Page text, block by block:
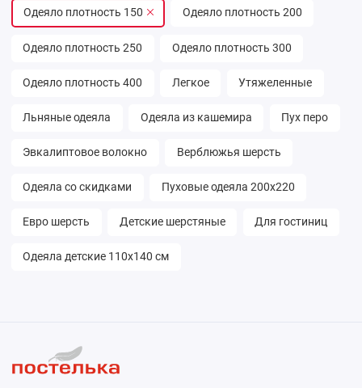
Одеяло плотность 150 Одеяло плотность 200
Одеяло плотность 250 Одеяло плотность 300
Одеяло плотность 400 Легкое Утяжеленные
Льняные одеяла Одеяла из кашемира Пух перо
Эвкалиптовое волокно Верблюжья шерсть
Одеяла со скидками Пуховые одеяла 200х220
Евро шерсть Детские шерстяные Для гостиниц
Одеяла детские 110х140 см